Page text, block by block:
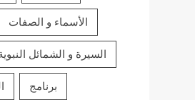
الأسماء و الصفات
السيرة و الشمائل
برنامج